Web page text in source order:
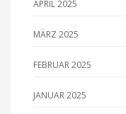
APRIL 2025
MÄRZ 2025
FEBRUAR 2025
JANUAR 2025